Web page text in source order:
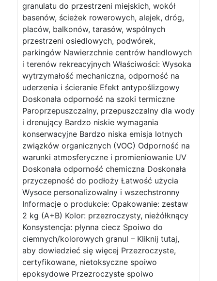
granulatu do przestrzeni miejskich, wokół
basenów, ścieżek rowerowych, alejek, dróg,
placów, balkonów, tarasów, wspólnych
przestrzeni osiedlowych, podwórek,
parkingów Nawierzchnie centrów handlowych
i terenów rekreacyjnych Właściwości: Wysoka
wytrzymałość mechaniczna, odporność na
uderzenia i ścieranie Efekt antypoślizgowy
Doskonała odporność na szoki termiczne
Paroprzepuszczalny, przepuszczalny dla wody
i drenujący Bardzo niskie wymagania
konserwacyjne Bardzo niska emisja lotnych
związków organicznych (VOC) Odporność na
warunki atmosferyczne i promieniowanie UV
Doskonała odporność chemiczna Doskonała
przyczepność do podłoży Łatwość użycia
Wysoce personalizowalny i wszechstronny
Informacje o produkcie: Opakowanie: zestaw
2 kg (A+B) Kolor: przezroczysty, nieżółknący
Konsystencja: płynna ciecz Spoiwo do
ciemnych/kolorowych granul – Kliknij tutaj,
aby dowiedzieć się więcej Przezroczyste,
certyfikowane, nietoksyczne spoiwo
epoksydowe Przezroczyste spoiwo